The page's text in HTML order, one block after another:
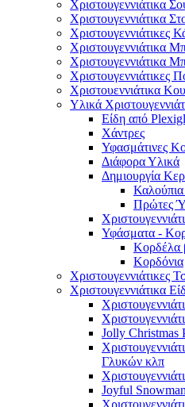
Χριστουγεννιάτικα
Χριστουγεννιάτικα
Χριστουγεννιάτικες
Χριστουγεννιάτικα
Χριστουγεννιάτικα
Χριστουγεννιάτικες
Χριστουεννιάτικα
Υλικά
Είδη από
Χάντρες
Υφασμάτινες
Διάφορα Υλικά
Δημιουργία
Καλούπια
Πρώτες
Υφάσματα -
Κορδέλα
Κορδόνια
Χριστουγεννιάτικες
Χριστουγεννιάτικα
Jolly Christmas
Γλυκών κλπ
Joyful